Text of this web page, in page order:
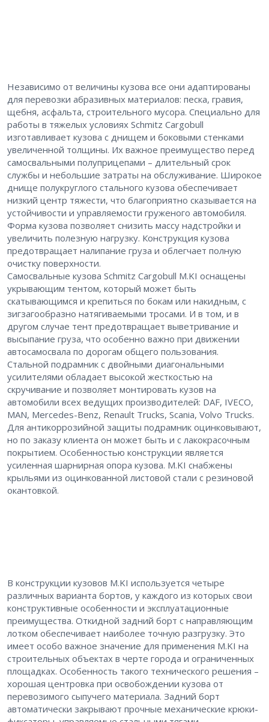
Независимо от величины кузова все они адаптированы
для перевозки абразивных материалов: песка, гравия,
щебня, асфальта, строительного мусора. Специально для
работы в тяжелых условиях Schmitz Cargobull
изготавливает кузова с днищем и боковыми стенками
увеличенной толщины. Их важное преимущество перед
самосвальными полуприцепами – длительный срок
службы и небольшие затраты на обслуживание. Широкое
днище полукруглого стального кузова обеспечивает
низкий центр тяжести, что благоприятно сказывается на
устойчивости и управляемости груженого автомобиля.
Форма кузова позволяет снизить массу надстройки и
увеличить полезную нагрузку. Конструкция кузова
предотвращает налипание груза и облегчает полную
очистку поверхности.
Самосвальные кузова Schmitz Cargobull M.KI оснащены
укрывающим тентом, который может быть
скатывающимся и крепиться по бокам или накидным, с
зигзагообразно натягиваемыми тросами. И в том, и в
другом случае тент предотвращает выветривание и
высыпание груза, что особенно важно при движении
автосамосвала по дорогам общего пользования.
Стальной подрамник с двойными диагональными
усилителями обладает высокой жесткостью на
скручивание и позволяет монтировать кузов на
автомобили всех ведущих производителей: DAF, IVECO,
MAN, Mercedes-Benz, Renault Trucks, Scania, Volvo Trucks.
Для антикоррозийной защиты подрамник оцинковывают,
но по заказу клиента он может быть и с лакокрасочным
покрытием. Особенностью конструкции является
усиленная шарнирная опора кузова. M.KI снабжены
крыльями из оцинкованной листовой стали с резиновой
окантовкой.
В конструкции кузовов M.KI используется четыре
различных варианта бортов, у каждого из которых свои
конструктивные особенности и эксплуатационные
преимущества. Откидной задний борт с направляющим
лотком обеспечивает наиболее точную разгрузку. Это
имеет особо важное значение для применения M.KI на
строительных объектах в черте города и ограниченных
площадках. Особенность такого технического решения –
хорошая центровка при освобождении кузова от
перевозимого сыпучего материала. Задний борт
автоматически закрывают прочные механические крюки-